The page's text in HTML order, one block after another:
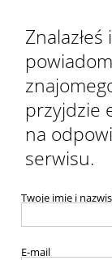
przyjdzie
na
serwisu.
Twoje imię i
E-mail